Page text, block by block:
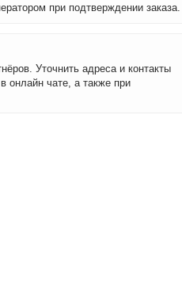
при подтверждении заказа.
Уточнить адреса и контакты
чате, а также при